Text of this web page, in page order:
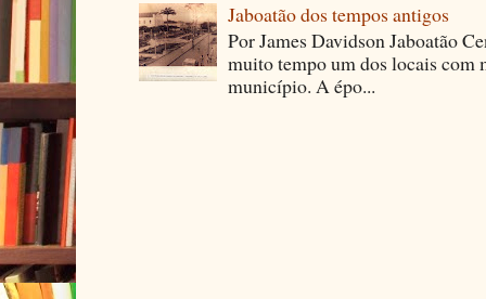
Jaboatão dos tempos antigos
Por James Davidson Jaboatão
muito tempo um dos locais com
município. A épo...